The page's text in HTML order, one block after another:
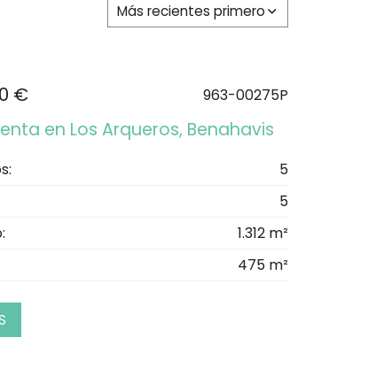
Más recientes primero
€ 963-00275P
en Los Arqueros, Benahavis
5
5
1.312 m²
475 m²